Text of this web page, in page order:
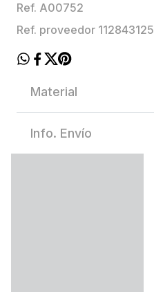
Ref. A00752
Ref. proveedor 112843125
Material
Info. Envío